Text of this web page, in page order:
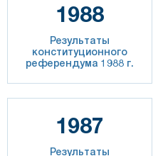
1988
Результаты
конституционного
референдума 1988 г.
1987
Результаты